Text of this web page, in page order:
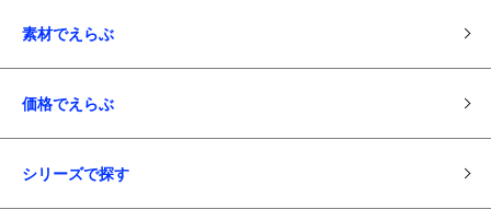
素材でえらぶ
価格でえらぶ
シリーズで探す